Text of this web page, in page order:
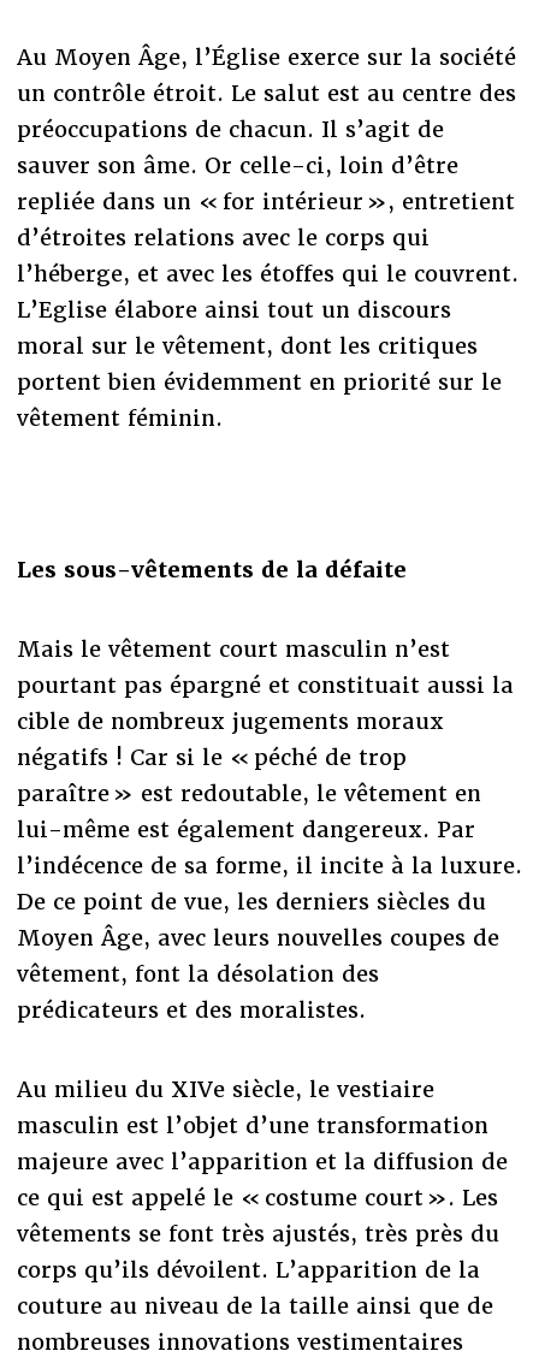
Au Moyen Âge, l’Église exerce sur la société
un contrôle étroit. Le salut est au centre des
préoccupations de chacun. Il s’agit de
sauver son âme. Or celle-ci, loin d’être
repliée dans un « for intérieur », entretient
d’étroites relations avec le corps qui
l’héberge, et avec les étoffes qui le couvrent.
L’Eglise élabore ainsi tout un discours
moral sur le vêtement, dont les critiques
portent bien évidemment en priorité sur le
vêtement féminin.
Les sous-vêtements de la défaite
Mais le vêtement court masculin n’est
pourtant pas épargné et constituait aussi la
cible de nombreux jugements moraux
négatifs ! Car si le « péché de trop
paraître » est redoutable, le vêtement en
lui-même est également dangereux. Par
l’indécence de sa forme, il incite à la luxure.
De ce point de vue, les derniers siècles du
Moyen Âge, avec leurs nouvelles coupes de
vêtement, font la désolation des
prédicateurs et des moralistes.
Au milieu du XIVe siècle, le vestiaire
masculin est l’objet d’une transformation
majeure avec l’apparition et la diffusion de
ce qui est appelé le « costume court ». Les
vêtements se font très ajustés, très près du
corps qu’ils dévoilent. L’apparition de la
couture au niveau de la taille ainsi que de
nombreuses innovations vestimentaires